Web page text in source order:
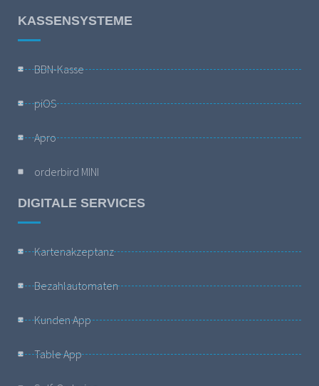
KASSENSYSTEME
BBN-Kasse
piOS
Apro
orderbird MINI
DIGITALE SERVICES
Kartenakzeptanz
Bezahlautomaten
Kunden App
Table App